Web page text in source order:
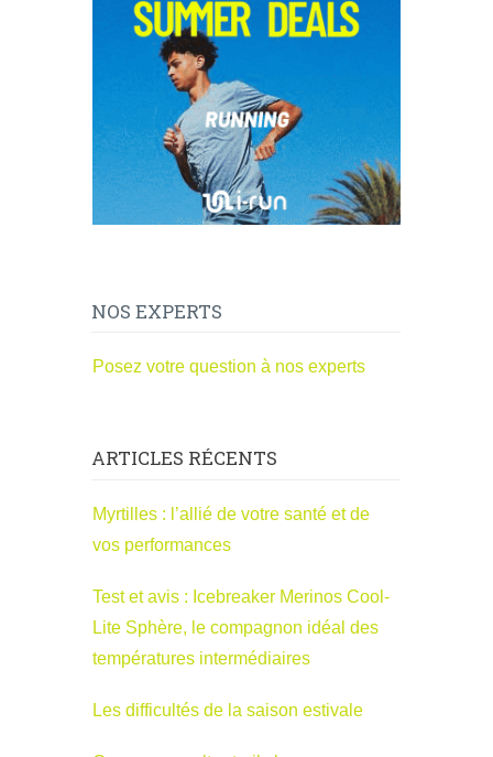
NOS EXPERTS
Posez votre question à nos experts
ARTICLES RÉCENTS
Myrtilles : l’allié de votre santé et de
vos performances
Test et avis : Icebreaker Merinos Cool-
Lite Sphère, le compagnon idéal des
températures intermédiaires
Les difficultés de la saison estivale